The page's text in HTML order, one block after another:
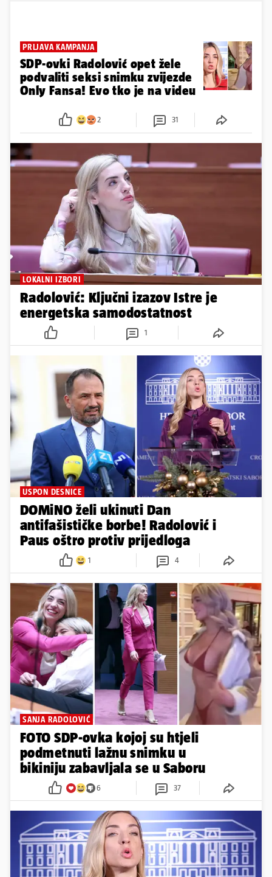
PRLJAVA KAMPANJA
SDP-ovki Radolović opet žele
podvaliti seksi snimku zvijezde
Only Fansa! Evo tko je na videu
2 31
LOKALNI IZBORI
Radolović: Ključni izazov Istre je
energetska samodostatnost
1
USPON DESNICE
DOMiNO želi ukinuti Dan
antifašističke borbe! Radolović i
Paus oštro protiv prijedloga
1 4
SANJA RADOLOVIĆ
FOTO SDP-ovka kojoj su htjeli
podmetnuti lažnu snimku u
bikiniju zabavljala se u Saboru
6 37